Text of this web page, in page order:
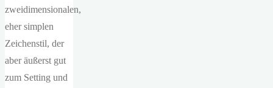
zweidimensionalen,
eher simplen
Zeichenstil, der
aber äußerst gut
zum Setting und